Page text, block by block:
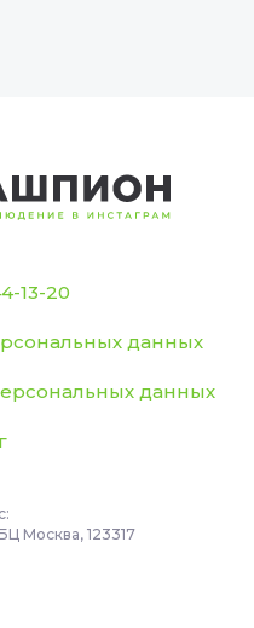
13-20
данных
данных
Москва, 123317